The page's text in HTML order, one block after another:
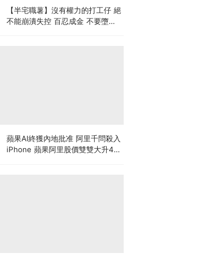
【半宅職薯】沒有權力的打工仔 絕
不能崩潰失控 百忍成金 不要墮入
蘋果AI終獲內地批准 阿里千問殺入
iPhone 蘋果阿里股價雙雙大升4%